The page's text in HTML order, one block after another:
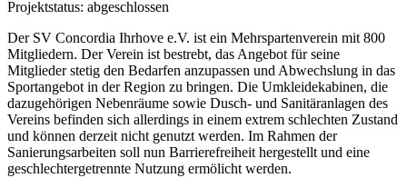
Projektstatus: abgeschlossen
Der SV Concordia Ihrhove e.V. ist ein Mehrspartenverein mit 800
Mitgliedern. Der Verein ist bestrebt, das Angebot für seine
Mitglieder stetig den Bedarfen anzupassen und Abwechslung in das
Sportangebot in der Region zu bringen. Die Umkleidekabinen, die
dazugehörigen Nebenräume sowie Dusch- und Sanitäranlagen des
Vereins befinden sich allerdings in einem extrem schlechten Zustand
und können derzeit nicht genutzt werden. Im Rahmen der
Sanierungsarbeiten soll nun Barrierefreiheit hergestellt und eine
geschlechtergetrennte Nutzung ermölicht werden.